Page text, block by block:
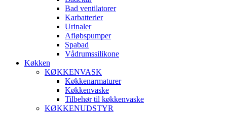
Bad ventilatorer
Karbatterier
Urinaler
Afløbspumper
Spabad
Vådrumssilikone
Køkken
KØKKENVASK
Køkkenarmaturer
Køkkenvaske
Tilbehør til køkkenvaske
KØKKENUDSTYR